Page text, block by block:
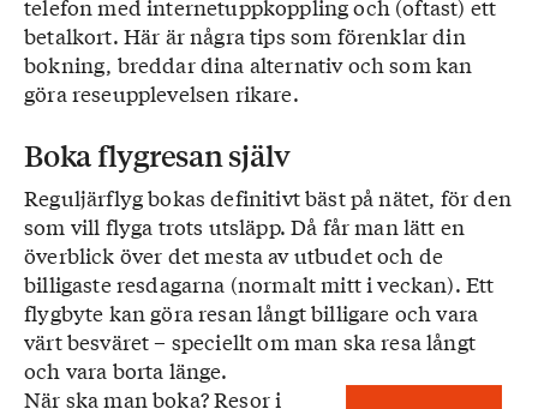
telefon med internetuppkoppling och (oftast) ett
betalkort. Här är några tips som förenklar din
bokning, breddar dina alternativ och som kan
göra reseupplevelsen rikare.
Boka flygresan själv
Reguljärflyg bokas definitivt bäst på nätet, för den
som vill flyga trots utsläpp. Då får man lätt en
överblick över det mesta av utbudet och de
billigaste resdagarna (normalt mitt i veckan). Ett
flygbyte kan göra resan långt billigare och vara
värt besväret – speciellt om man ska resa långt
och vara borta länge.
När ska man boka? Resor i